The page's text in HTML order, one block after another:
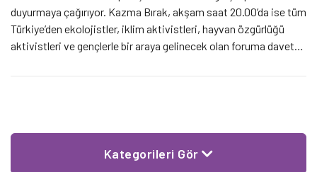
duyurmaya çağırıyor. Kazma Bırak, akşam saat 20.00’da ise tüm
Türkiye’den ekolojistler, iklim aktivistleri, hayvan özgürlüğü
aktivistleri ve gençlerle bir araya gelinecek olan foruma davet
Kategorileri Gör